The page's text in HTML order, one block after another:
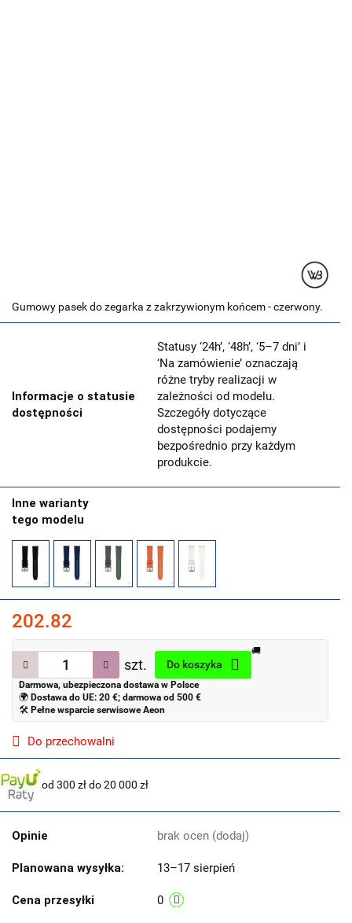
Gumowy pasek do zegarka z zakrzywionym końcem - czerwony.
Informacje o statusie
dostępności
Statusy ‘24h’, ‘48h’, ‘5–7 dni’ i
‘Na zamówienie’ oznaczają
różne tryby realizacji w
zależności od modelu.
Szczegóły dotyczące
dostępności podajemy
bezpośrednio przy każdym
produkcie.
Inne warianty
tego modelu
202.82
szt. Do koszyka
🚚
Darmowa, ubezpieczona dostawa w Polsce
🌍 Dostawa do UE: 20 €; darmowa od 500 €
🛠 Pełne wsparcie serwisowe Aeon
Do przechowalni
od 300 zł do 20 000 zł
Opinie brak ocen (dodaj)
Planowana wysyłka: 13–17 sierpień
Cena przesyłki 0